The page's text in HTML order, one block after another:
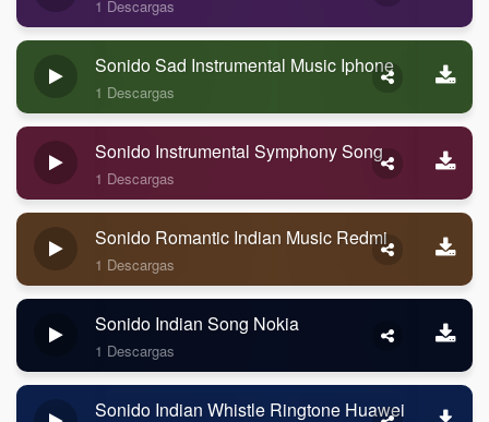
1 Descargas
Sonido Sad Instrumental Music Iphone
1 Descargas
Sonido Instrumental Symphony Song
1 Descargas
Sonido Romantic Indian Music Redmi
1 Descargas
Sonido Indian Song Nokia
1 Descargas
Sonido Indian Whistle Ringtone Huawei